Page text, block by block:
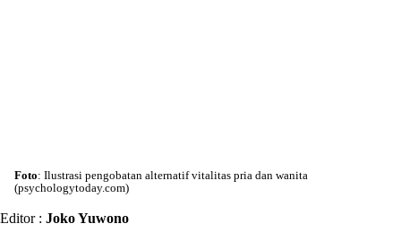
Foto: Ilustrasi pengobatan alternatif vitalitas pria dan wanita
(psychologytoday.com)
Editor : Joko Yuwono